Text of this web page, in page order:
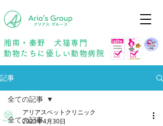
湘南・秦野 犬猫専門
動物たちに優しい動物病院
記事
全ての記事
全ての記事
アリアスペットクリニック
2023年4月30日